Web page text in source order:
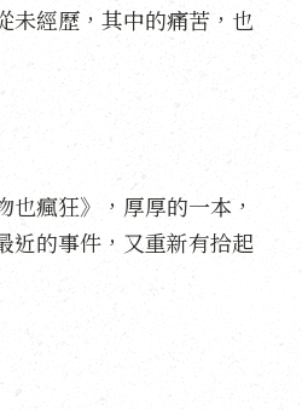
未經歷，其中的痛苦，也
瘋狂》，厚厚的一本，
近的事件，又重新有拾起